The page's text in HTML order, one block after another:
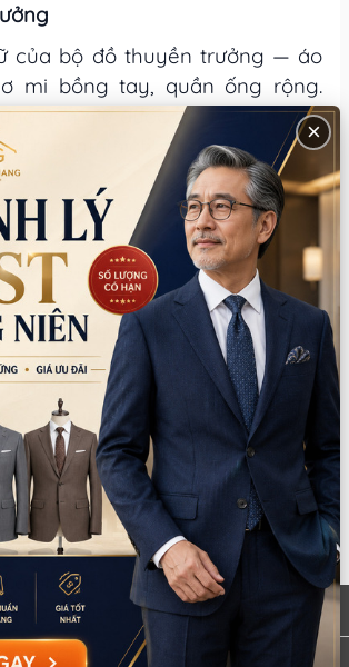
của bộ đồ thuyền trưởng — áo
mi bồng tay, quần ống rộng.
vẫn giữ được nét nữ tính. Phù
bạn nữ thích phong cách lãnh
biển cho trẻ em
shop có các bộ đồ cướp biển trẻ
an toàn, thoáng mát, dễ mặc
kế sinh động, nhiều màu sắc —
bé từ 3-12 tuổi. Các bé trai
thuyền trưởng hoặc thủy thủ, bé
cướp biển công chúa.
phục cướp biển đẹp
vừa vặn — không quá rộng làm
quá chật gây khó chịu
phụ kiện đi kèm — kiếm, mũ,
đồ thêm sinh động
chọn các nhân vật khác nhau
×